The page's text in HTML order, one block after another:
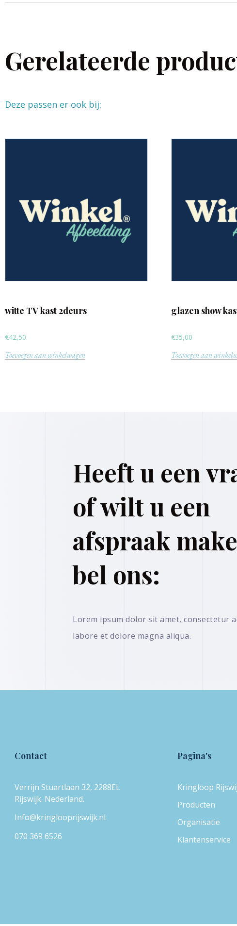
Gerelateerde
Deze passen er ook bij:
witte TV kast 2deurs
€42,50
Toevoegen aan winkelwagen
glazen show
€35,00
Toevoegen aan
Heeft u een
of wilt u een
afspraak
bel ons:
Lorem ipsum dolor sit amet, consectetur
labore et dolore magna aliqua.
Contact
Verrijn Stuartlaan 32, 2288EL
Rijswijk. Nederland.
Info@kringlooprijswijk.nl
070 369 6526
Pagina's
Kringloop
Producten
Organisatie
Klantenservice